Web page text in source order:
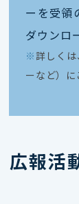
ーを受領
ダウンロ
※ 詳しく
ーなど）に
広報活